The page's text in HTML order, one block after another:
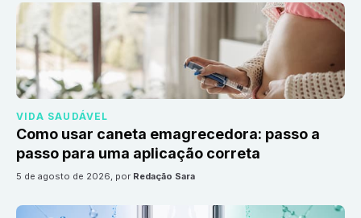
VIDA SAUDÁVEL
Como usar caneta emagrecedora: passo a
passo para uma aplicação correta
5 de agosto de 2026, por Redação Sara